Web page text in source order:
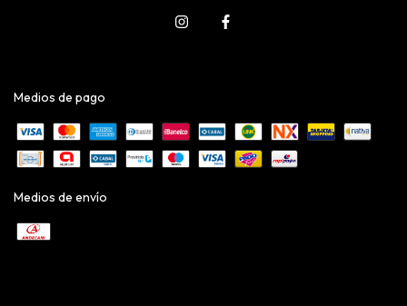
Medios de pago
Medios de envío